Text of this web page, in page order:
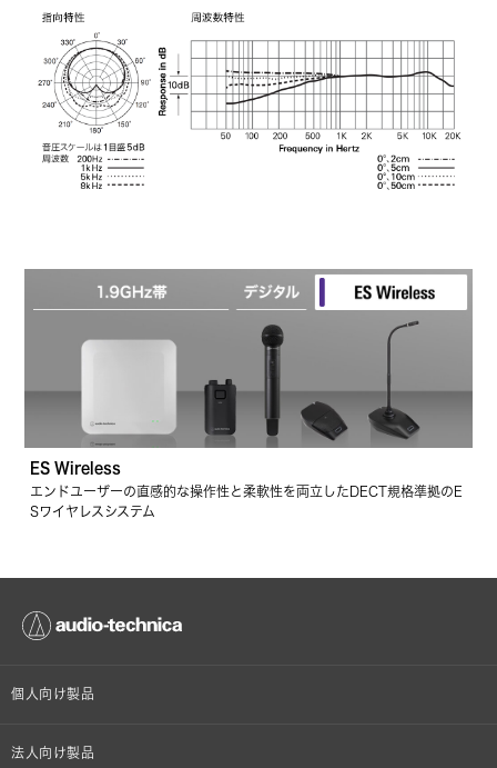
ES Wireless
エンドユーザーの直感的な操作性と柔軟性を両立したDECT規格準拠のE
Sワイヤレスシステム
個人向け製品
オンラインストア限定
法人向け製品